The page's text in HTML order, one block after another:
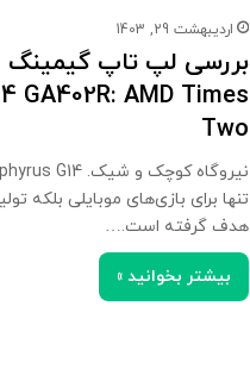
اردیبهشت 29, 1403
GA402R: AMD Times
Two
تنها برای بازی‌های موبایلی بلکه
هدف گرفته است.…
بیشتر بخوانید »